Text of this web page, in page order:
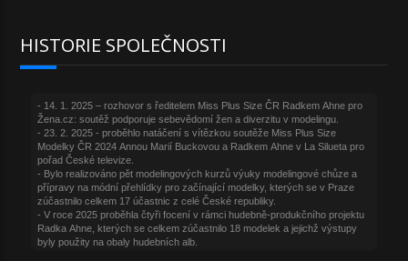
HISTORIE SPOLEČNOSTI